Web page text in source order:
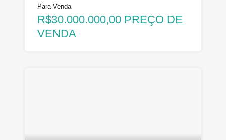
Para Venda
R$30.000.000,00 PREÇO DE
VENDA